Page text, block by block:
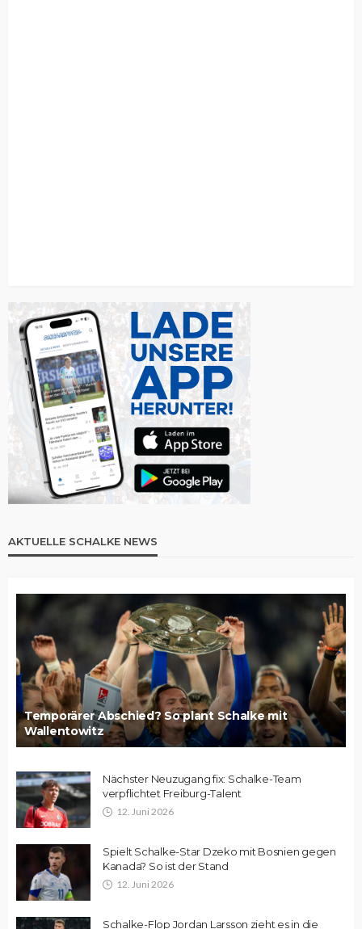
AKTUELLE SCHALKE NEWS
Temporärer Abschied? So plant Schalke mit
Wallentowitz
Nächster Neuzugang fix: Schalke-Team
verpflichtet Freiburg-Talent
12. Juni 2026
Spielt Schalke-Star Dzeko mit Bosnien gegen
Kanada? So ist der Stand
12. Juni 2026
Schalke-Flop Jordan Larsson zieht es in die